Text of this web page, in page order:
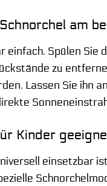
am
einfach. Spülen Sie
zu
Lassen Sie ihn
Kinder
einsetzbar